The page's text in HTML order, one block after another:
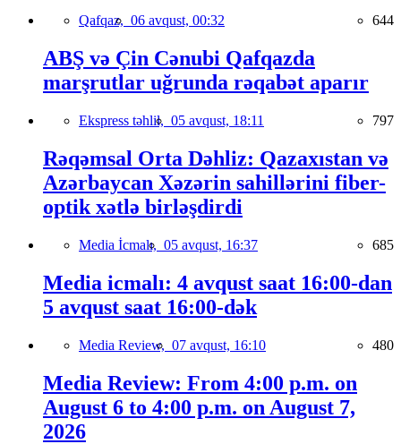
Qafqaz, 06 avqust, 00:32 644
ABŞ və Çin Cənubi Qafqazda
marşrutlar uğrunda rəqabət aparır
Ekspress təhlil, 05 avqust, 18:11 797
Rəqəmsal Orta Dəhliz: Qazaxıstan və
Azərbaycan Xəzərin sahillərini fiber-
optik xətlə birləşdirdi
Media İcmalı, 05 avqust, 16:37 685
Media icmalı: 4 avqust saat 16:00-dan
5 avqust saat 16:00-dək
Media Review, 07 avqust, 16:10 480
Media Review: From 4:00 p.m. on
August 6 to 4:00 p.m. on August 7,
2026